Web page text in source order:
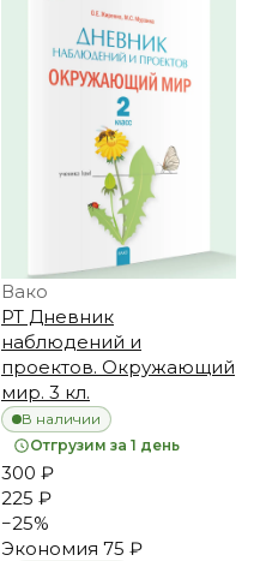
Вако
РТ Дневник
наблюдений и
проектов. Окружающий
мир. 3 кл.
В наличии
Отгрузим за 1 день
300 ₽
225 ₽
−25%
Экономия 75 ₽